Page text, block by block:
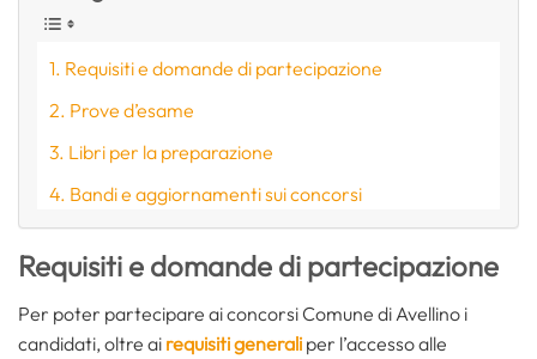
Requisiti e domande di partecipazione
Prove d’esame
Libri per la preparazione
Bandi e aggiornamenti sui concorsi
Requisiti e domande di partecipazione
Per poter partecipare ai concorsi Comune di Avellino i
candidati, oltre ai requisiti generali per l’accesso alle